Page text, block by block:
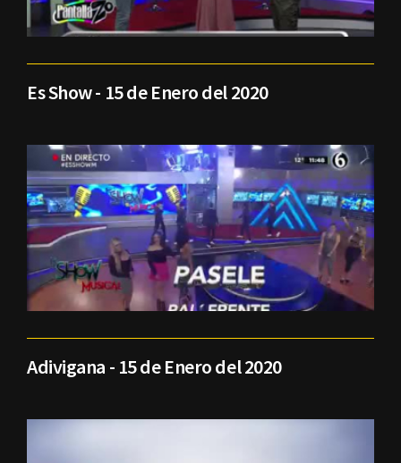
Es Show - 15 de Enero del 2020
Adivigana - 15 de Enero del 2020